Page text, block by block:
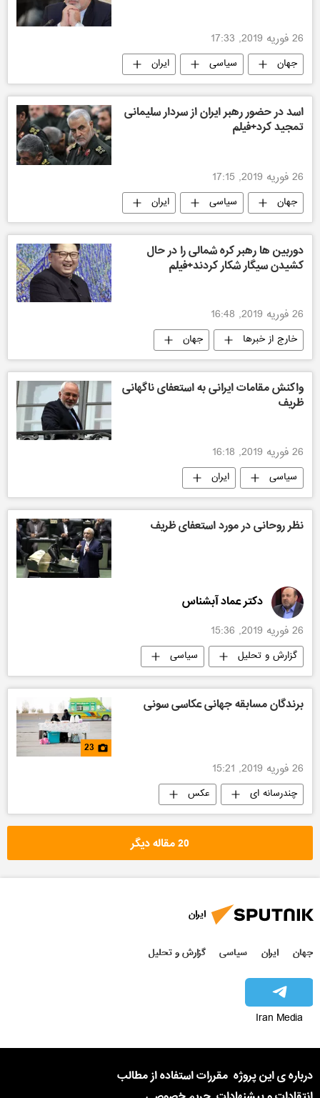
26 فوریه 2019, 17:33
جهان سیاسی ایران
اسد در حضور رهبر ایران از سردار سلیمانی
تمجید کرد+فیلم
26 فوریه 2019, 17:15
جهان سیاسی ایران
دوربین ها رهبر کره شمالی را در حال
کشیدن سیگار شکار کردند+فیلم
26 فوریه 2019, 16:48
خارج از خبرها جهان
واکنش مقامات ایرانی به استعفای ناگهانی
ظریف
26 فوریه 2019, 16:18
سیاسی ایران
نظر روحانی در مورد استعفای ظریف
دکتر عماد آبشناس
26 فوریه 2019, 15:36
گزارش و تحلیل سیاسی
برندگان مسابقه جهانی عکاسی سونی
23
26 فوریه 2019, 15:21
چندرسانه ای عکس
20 مقاله دیگر
ایران
جهان ایران سیاسی گزارش و تحلیل
Iran Media
درباره ی این پروژه مقررات استفاده از مطالب